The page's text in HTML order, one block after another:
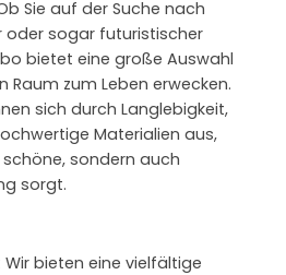
Sie auf der Suche nach
oder sogar futuristischer
bietet eine große Auswahl
Raum zum Leben erwecken.
sich durch Langlebigkeit,
Materialien aus,
sondern auch
sorgt.
bieten eine vielfältige